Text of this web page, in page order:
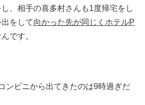
し、相手の喜多村さんも1度帰宅をし
をして向かった先が同じくホテルP
です。
ンビニから出てきたのは9時過ぎだ